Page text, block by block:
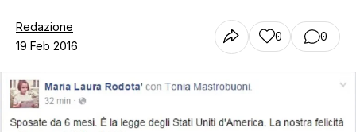
Chi siamo
Contatti
Redazione
19 Feb 2016
0 0